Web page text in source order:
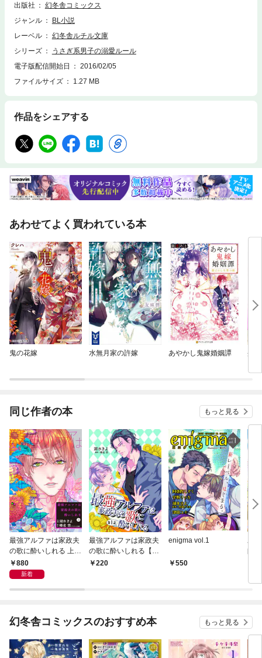
収録となります。ご了承ください。
出版社
幻冬舎コミックス
ジャンル
BL小説
レーベル
幻冬舎ルチル文庫
シリーズ
うさぎ系男子の溺愛ルール
電子版配信開始日
2016/02/05
ファイルサイズ
1.27 MB
作品をシェアする
あわせてよく買われている本
鬼の花嫁 水無月家の許嫁 あやかし鬼嫁婚姻譚
蜜
け
同じ作者の本 もっと見る
最強アルファは家政夫
の歌に酔いしれる 上
【単行本版】
880
新着
最強アルファは家政夫
の歌に酔いしれる【単
話】 1
220
enigma vol.1
550
氷
師
幻冬舎コミックスのおすすめ本 もっと見る